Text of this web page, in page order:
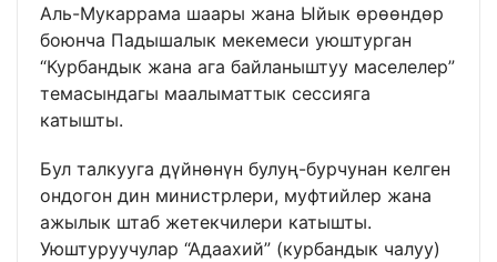
Аль-Мукаррама шаары жана Ыйык өрөөндөр
боюнча Падышалык мекемеси уюштурган
“Курбандык жана ага байланыштуу маселелер”
темасындагы маалыматтык сессияга
катышты.
Бул талкууга дүйнөнүн булуң-бурчунан келген
ондогон дин министрлери, муфтийлер жана
ажылык штаб жетекчилери катышты.
Уюштуруучулар “Адаахий” (курбандык чалуу)